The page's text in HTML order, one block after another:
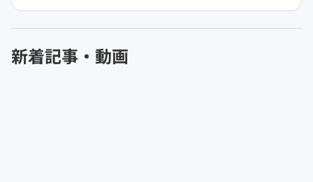
新着記事・動画